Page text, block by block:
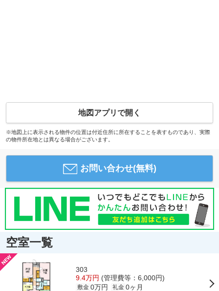
地図アプリで開く
※地図上に表示される物件の位置は付近住所に所在することを表すものであり、実際
の物件所在地とは異なる場合がございます。
お問い合わせ(無料)
空室一覧
303
9.4万円 (管理費等：6,000円)
敷金 0万円 礼金 0ヶ月